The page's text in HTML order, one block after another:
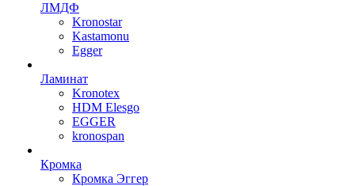
ЛМДФ
Kronostar
Kastamonu
Egger
Ламинат
Kronotex
HDM Elesgo
EGGER
kronospan
Кромка
Кромка Эггер